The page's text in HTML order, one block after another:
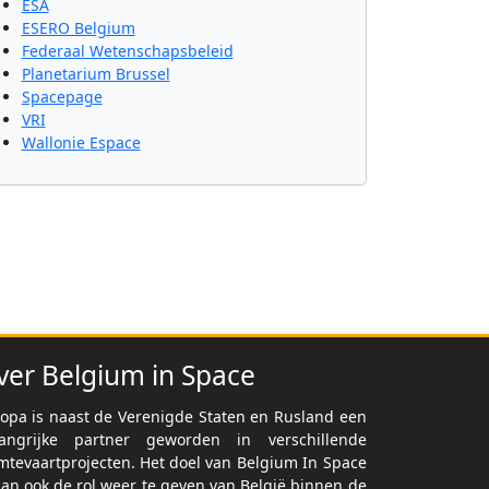
ESA
ESERO Belgium
Federaal Wetenschapsbeleid
Planetarium Brussel
Spacepage
VRI
Wallonie Espace
Belgium in Space
is naast de Verenigde Staten en Rusland een
partner geworden in verschillende
Het doel van Belgium In Space